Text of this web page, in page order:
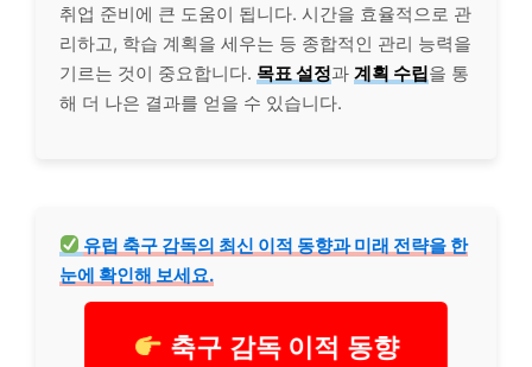
취업 준비에 큰 도움이 됩니다. 시간을 효율적으로 관
리하고, 학습 계획을 세우는 등 종합적인 관리 능력을
기르는 것이 중요합니다. 목표 설정과 계획 수립을 통
해 더 나은 결과를 얻을 수 있습니다.
유럽 축구 감독의 최신 이적 동향과 미래 전략을 한
눈에 확인해 보세요.
축구 감독 이적 동향